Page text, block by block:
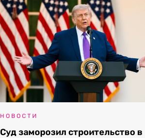
НОВОСТИ
Суд заморозил строительство в